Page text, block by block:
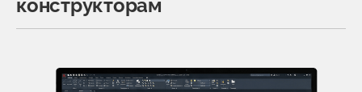
конструкторам